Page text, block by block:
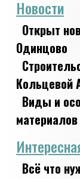
Новости
Открыт
Одинцово
Кольцевой
Виды и
материалов
Всё что